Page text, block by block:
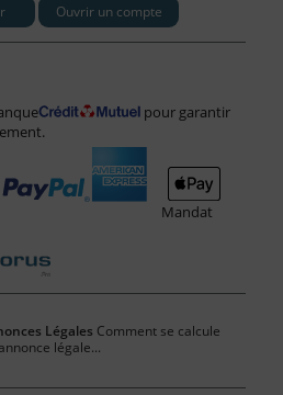
Ouvrir un compte
pour garantir
Mandat
Légales Comment se calcule
légale...